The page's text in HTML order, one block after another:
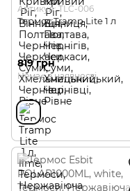
Артикул: TLC-006
Термос Tramp Lite 1 л
819 грн
Немає в наявності